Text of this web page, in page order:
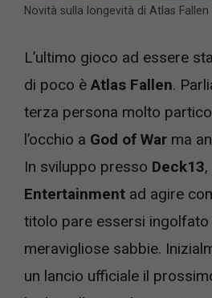
Novità sulla longevità di Atlas
L’ultimo gioco ad essere
di poco è Atlas Fallen.
terza persona molto
l’occhio a God of War ma
In sviluppo presso Deck13
Entertainment ad agire
titolo pare essersi
meravigliose sabbie.
un lancio ufficiale il